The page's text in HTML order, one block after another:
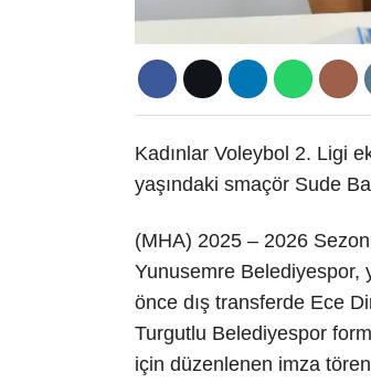
Kadınlar Voleybol 2. Ligi
yaşındaki smaçör Sude
(MHA) 2025 – 2026
Yunusemre Belediyespor,
önce dış transferde Ece
Turgutlu Belediyespor
için düzenlenen imza